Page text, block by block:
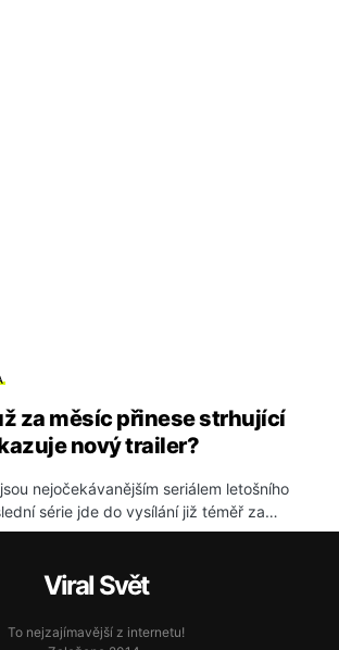
za měsíc přinese strhující
nový trailer?
nejočekávanějším seriálem letošního
série jde do vysílání již téměř za…
Viral Svět
To nejzajímavější z internetu!